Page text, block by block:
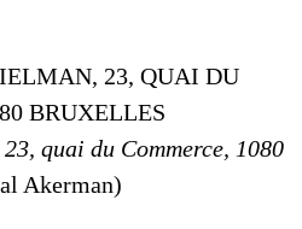
23, QUAI DU
BRUXELLES
quai du Commerce, 1080
Akerman)